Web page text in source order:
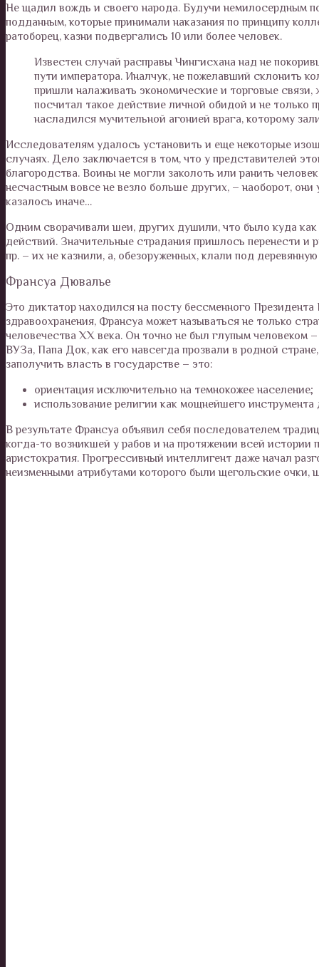
Не щадил вождь и своего народа. Будучи немилосердным
подданным, которые принимали наказания по принципу
ратоборец, казни подвергались 10 или более человек.
Известен случай расправы Чингисхана над не
пути императора. Иналчук, не пожелавший склонить
пришли налаживать экономические и торговые
посчитал такое действие личной обидой и не только
насладился мучительной агонией врага, которому
Исследователям удалось установить и еще некоторые
случаях. Дело заключается в том, что у представителей
благородства. Воины не могли заколоть или ранить
несчастным вовсе не везло больше других, – наоборот,
казалось иначе…
Одним сворачивали шеи, других душили, что было куда
действий. Значительные страдания пришлось перенести
пр. – их не казнили, а, обезоруженных, клали под
Франсуа Дювалье
Это диктатор находился на посту бессменного
здравоохранения, Франсуа может называться не только
человечества XX века. Он точно не был глупым человеком
ВУЗа, Папа Док, как его навсегда прозвали в родной
заполучить власть в государстве – это:
ориентация исключительно на темнокожее население;
использование религии как мощнейшего
В результате Франсуа объявил себя последователем
когда-то возникшей у рабов и на протяжении всей
аристократия. Прогрессивный интеллигент даже начал
неизменными атрибутами которого были щегольские очки,